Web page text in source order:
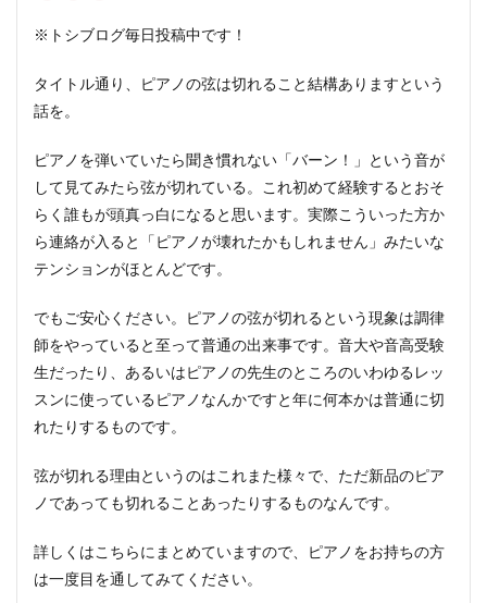
※トシブログ毎日投稿中です！
タイトル通り、ピアノの弦は切れること結構ありますという
話を。
ピアノを弾いていたら聞き慣れない「バーン！」という音が
して見てみたら弦が切れている。これ初めて経験するとおそ
らく誰もが頭真っ白になると思います。実際こういった方か
ら連絡が入ると「ピアノが壊れたかもしれません」みたいな
テンションがほとんどです。
でもご安心ください。ピアノの弦が切れるという現象は調律
師をやっていると至って普通の出来事です。音大や音高受験
生だったり、あるいはピアノの先生のところのいわゆるレッ
スンに使っているピアノなんかですと年に何本かは普通に切
れたりするものです。
弦が切れる理由というのはこれまた様々で、ただ新品のピア
ノであっても切れることあったりするものなんです。
詳しくはこちらにまとめていますので、ピアノをお持ちの方
は一度目を通してみてください。